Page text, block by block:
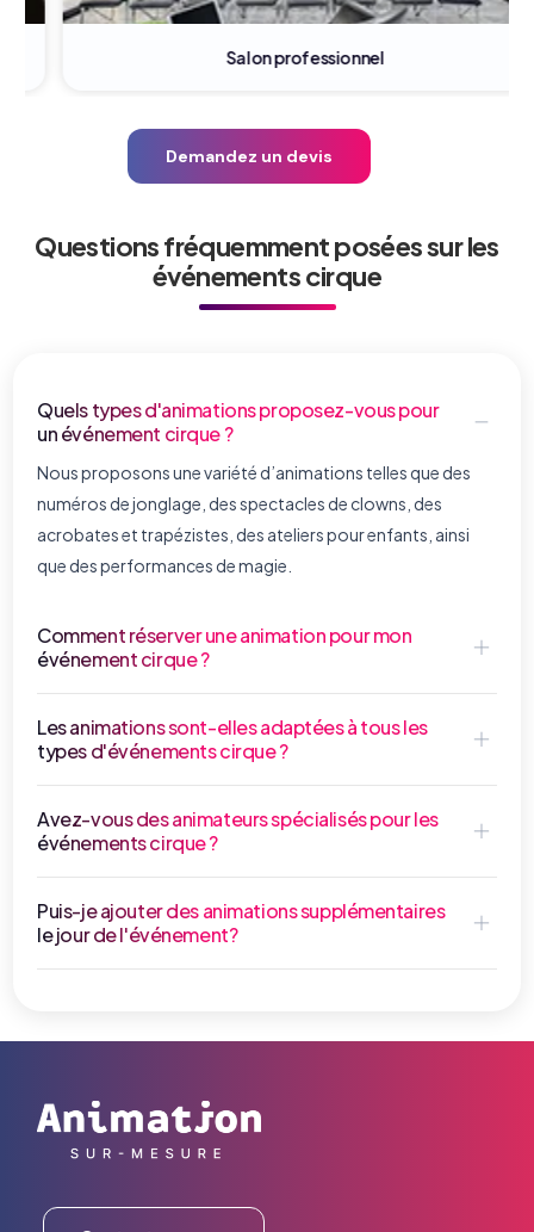
Salon professionnel
Demandez un devis
Questions fréquemment posées sur les
événements cirque
Quels types d'animations proposez-vous pour
un événement cirque ?
Nous proposons une variété d’animations telles que des
numéros de jonglage, des spectacles de clowns, des
acrobates et trapézistes, des ateliers pour enfants, ainsi
que des performances de magie.
Comment réserver une animation pour mon
événement cirque ?
Les animations sont-elles adaptées à tous les
types d'événements cirque ?
Avez-vous des animateurs spécialisés pour les
événements cirque ?
Puis-je ajouter des animations supplémentaires
le jour de l'événement?